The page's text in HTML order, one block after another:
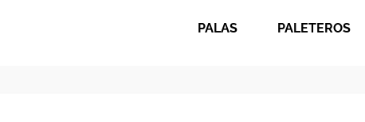
PALAS PALETEROS